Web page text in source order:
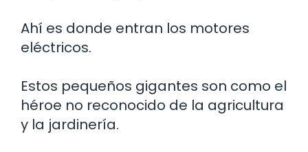
Ahí es donde entran los motores
eléctricos.
Estos pequeños gigantes son como el
héroe no reconocido de la agricultura
y la jardinería.